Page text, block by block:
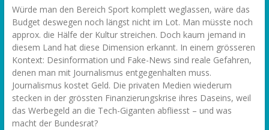
Würde man den Bereich Sport komplett weglassen, wäre das
Budget deswegen noch längst nicht im Lot. Man müsste noch
approx. die Hälfe der Kultur streichen. Doch kaum jemand in
diesem Land hat diese Dimension erkannt. In einem grösseren
Kontext: Desinformation und Fake-News sind reale Gefahren,
denen man mit Journalismus entgegenhalten muss.
Journalismus kostet Geld. Die privaten Medien wiederum
stecken in der grössten Finanzierungskrise ihres Daseins, weil
das Werbegeld an die Tech-Giganten abfliesst – und was
macht der Bundesrat?